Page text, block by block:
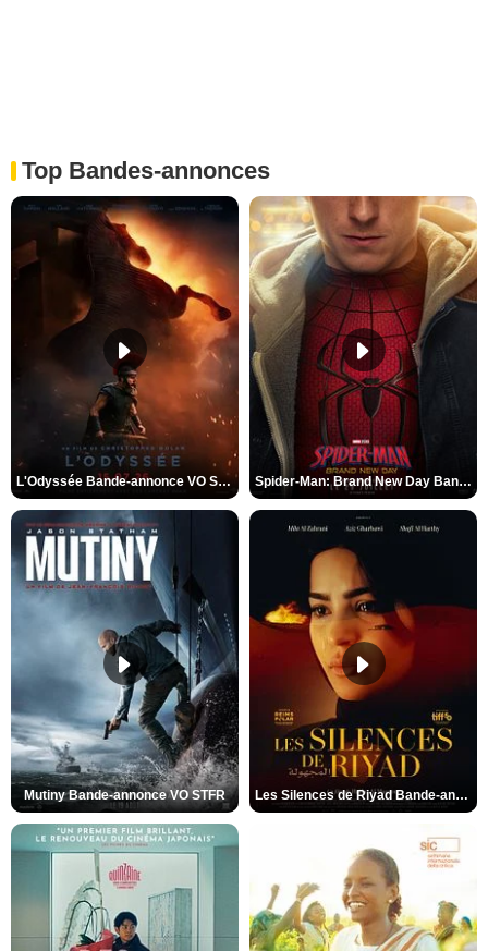
Top Bandes-annonces
L'Odyssée Bande-annonce VO STFR Spider-Man: Brand New Day Bande-annonce VO STFR
Mutiny Bande-annonce VO STFR Les Silences de Riyad Bande-annonce VO STFR